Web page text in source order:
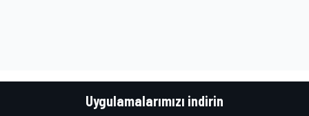
Uygulamalarımızı indirin